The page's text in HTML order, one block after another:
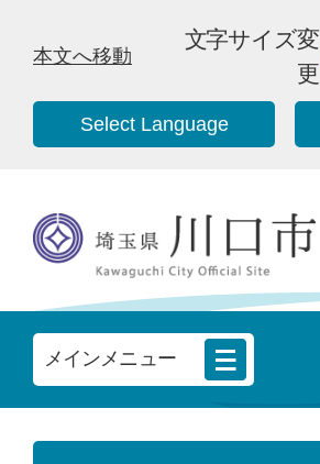
本文へ移動
文字サイズ変
更
Select Language
メインメニュー